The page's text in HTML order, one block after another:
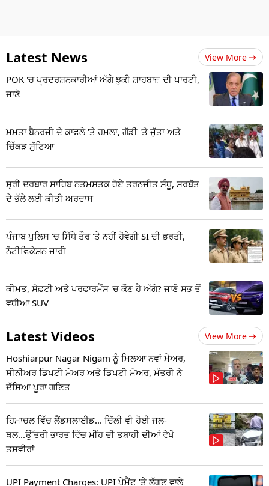
Latest News View More
POK 'ਚ ਪ੍ਰਦਰਸ਼ਨਕਾਰੀਆਂ ਅੱਗੇ ਝੁਕੀ ਸ਼ਾਹਬਾਜ਼ ਦੀ ਪਾਰਟੀ,
ਜਾਣੋ
ਮਮਤਾ ਬੈਨਰਜੀ ਦੇ ਕਾਫਲੇ 'ਤੇ ਹਮਲਾ, ਗੱਡੀ 'ਤੇ ਜੁੱਤਾ ਅਤੇ
ਚਿੱਕੜ ਸੁੱਟਿਆ
ਸ੍ਰੀ ਦਰਬਾਰ ਸਾਹਿਬ ਨਤਮਸਤਕ ਹੋਏ ਤਰਨਜੀਤ ਸੰਧੂ, ਸਰਬੱਤ
ਦੇ ਭੱਲੇ ਲਈ ਕੀਤੀ ਅਰਦਾਸ
ਪੰਜਾਬ ਪੁਲਿਸ 'ਚ ਸਿੱਧੇ ਤੌਰ 'ਤੇ ਨਹੀਂ ਹੋਵੇਗੀ SI ਦੀ ਭਰਤੀ,
ਨੋਟੀਫਿਕੇਸ਼ਨ ਜਾਰੀ
ਕੀਮਤ, ਸੇਫ਼ਟੀ ਅਤੇ ਪਰਫਾਰਮੈਂਸ 'ਚ ਕੌਣ ਹੈ ਅੱਗੇ? ਜਾਣੋ ਸਭ ਤੋਂ
ਵਧੀਆ SUV
Latest Videos View More
Hoshiarpur Nagar Nigam ਨੂੰ ਮਿਲਆ ਨਵਾਂ ਮੇਅਰ,
ਸੀਨੀਅਰ ਡਿਪਟੀ ਮੇਅਰ ਅਤੇ ਡਿਪਟੀ ਮੇਅਰ, ਮੰਤਰੀ ਨੇ
ਦੱਸਿਆ ਪੂਰਾ ਗਣਿਤ
ਹਿਮਾਚਲ ਵਿੱਚ ਲੈਂਡਸਲਾਈਡ... ਦਿੱਲੀ ਵੀ ਹੋਈ ਜਲ-
ਥਲ...ਉੱਤਰੀ ਭਾਰਤ ਵਿੱਚ ਮੀਂਹ ਦੀ ਤਬਾਹੀ ਦੀਆਂ ਵੇਖੋ
ਤਸਵੀਰਾਂ
UPI Payment Charges: UPI ਪੇਮੈਂਟ 'ਤੇ ਲੱਗਣ ਵਾਲੇ